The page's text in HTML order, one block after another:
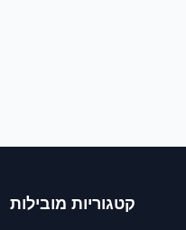
קטגוריות מובילות